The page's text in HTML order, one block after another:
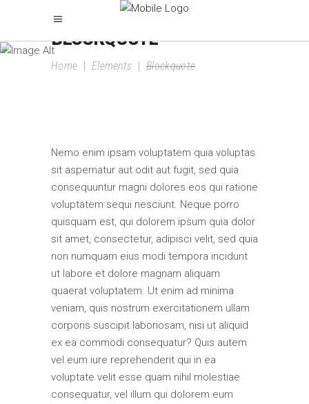
BLOCKQUOTE
Home | Elements |Blockquote
Nemo enim ipsam voluptatem quia voluptas
sit aspernatur aut odit aut fugit, sed quia
consequuntur magni dolores eos qui ratione
voluptatem sequi nesciunt. Neque porro
quisquam est, qui dolorem ipsum quia dolor
sit amet, consectetur, adipisci velit, sed quia
non numquam eius modi tempora incidunt
ut labore et dolore magnam aliquam
quaerat voluptatem. Ut enim ad minima
veniam, quis nostrum exercitationem ullam
corporis suscipit laboriosam, nisi ut aliquid
ex ea commodi consequatur? Quis autem
vel eum iure reprehenderit qui in ea
voluptate velit esse quam nihil molestiae
consequatur, vel illum qui dolorem eum